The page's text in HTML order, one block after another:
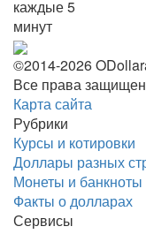
каждые 5
минут
©2014-2026
Все права
Карта сайта
Рубрики
Курсы и котировки
Доллары разных
Монеты и банкноты
Факты о долларах
Сервисы